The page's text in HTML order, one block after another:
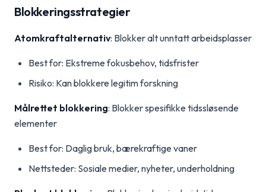
Blokkeringsstrategier
Atomkraftalternativ: Blokker alt unntatt arbeidsplasser
Best for: Ekstreme fokusbehov, tidsfrister
Risiko: Kan blokkere legitim forskning
Målrettet blokkering: Blokker spesifikke tidssløsende
elementer
Best for: Daglig bruk, bærekraftige vaner
Nettsteder: Sosiale medier, nyheter, underholdning